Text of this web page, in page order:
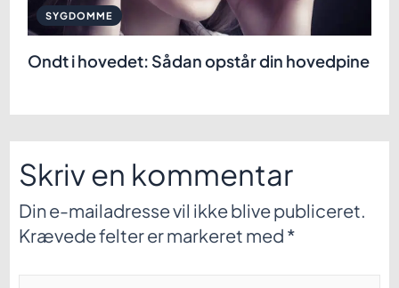
Ondt i hovedet: Sådan opstår din hovedpine
SYGDOMME
Skriv en kommentar
Din e-mailadresse vil ikke blive publiceret.
Krævede felter er markeret med *